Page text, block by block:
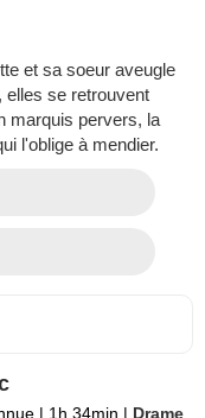
et sa soeur aveugle
elles se retrouvent
marquis pervers, la
l'oblige à mendier.
| 1h 34min | Drame